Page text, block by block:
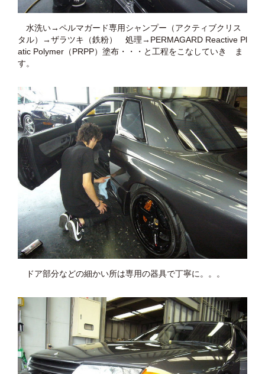
水洗い→ペルマガード専用シャンプー（アクティブクリス
タル）→ザラツキ（鉄粉） 処理→PERMAGARD Reactive Pl
atic Polymer（PRPP）塗布・・・と工程をこなしていき ま
す。
ドア部分などの細かい所は専用の器具で丁寧に。。。